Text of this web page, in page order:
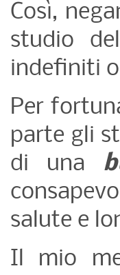
Così,
studio
indefiniti
Per
parte gli
di una
salute e
Il mio